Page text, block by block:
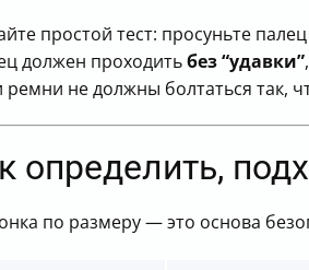
простой тест: просуньте
должен проходитьбез “удавки”,
ремни не должны болтаться так,
определить,
по размеру — это основа